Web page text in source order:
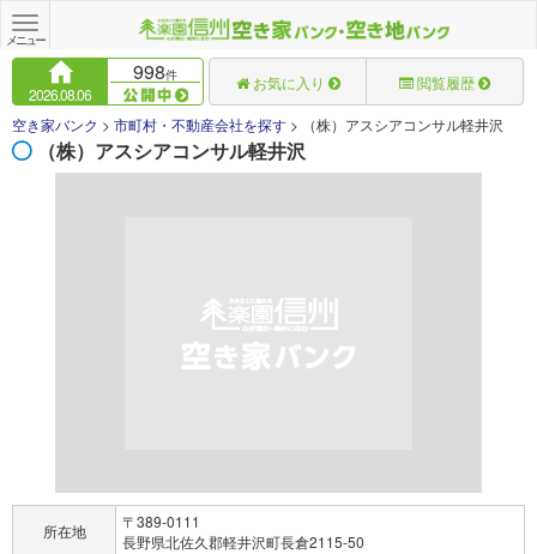
Toggle
navigation
メニュー
2026.08.06
998件 お気に入り 閲覧履歴
空き家バンク > 市町村・不動産会社を探す > （株）アスシアコンサル軽井沢
（株）アスシアコンサル軽井沢
所在地
〒389-0111
長野県北佐久郡軽井沢町長倉2115-50